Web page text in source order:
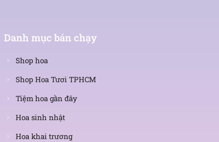
Danh mục bán chạy
Shop hoa
Shop Hoa Tươi TPHCM
Tiệm hoa gần đây
Hoa sinh nhật
Hoa khai trương